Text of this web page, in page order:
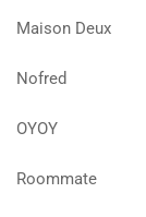
Maison Deux
Nofred
OYOY
Roommate